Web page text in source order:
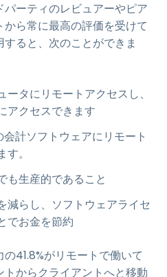
ーティのレビュアーやピア
ら常に最高の評価を受けて
ると、次のことができま
タにリモートアクセスし、
アクセスできます
計ソフトウェアにリモート
。
も生産的であること
減らし、ソフトウェアライセ
でお金を節約
41.8%がリモートで働いて
からクライアントへと移動